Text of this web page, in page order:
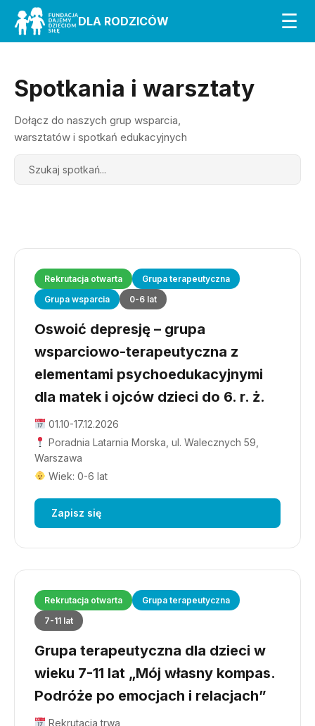
DLA RODZICÓW ☰
Spotkania i warsztaty
Dołącz do naszych grup wsparcia,
warsztatów i spotkań edukacyjnych
Search
Rekrutacja otwarta
Grupa terapeutyczna
Grupa wsparcia
0-6 lat
Oswoić depresję – grupa
wsparciowo-terapeutyczna z
elementami psychoedukacyjnymi
dla matek i ojców dzieci do 6. r. ż.
01.10-17.12.2026
Poradnia Latarnia Morska, ul. Walecznych 59,
Warszawa
Wiek: 0-6 lat
Zapisz się
Rekrutacja otwarta
Grupa terapeutyczna
7-11 lat
Grupa terapeutyczna dla dzieci w
wieku 7-11 lat „Mój własny kompas.
Podróże po emocjach i relacjach”
Rekrutacja trwa